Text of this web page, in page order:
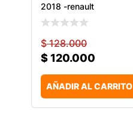
2018 -renault
$128.000
$120.000
AÑADIR AL CARRITO